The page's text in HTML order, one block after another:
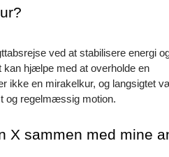
ved at stabilisere energi
kan hjælpe med at overholde en
ikke en mirakelkur, og langsigtet
og regelmæssig motion.
X sammen med mine